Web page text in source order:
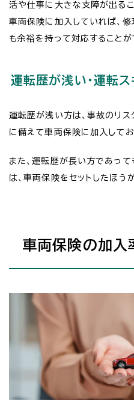
活や仕事に大きな支障が出るこ
車両保険に加入していれば、
も余裕を持って対応することが
運転歴が浅い・運転
運転歴が浅い方は、事故のリ
に備えて車両保険に加入してお
また、運転歴が長い方であっ
は、車両保険をセットしたほう
車両保険の加入